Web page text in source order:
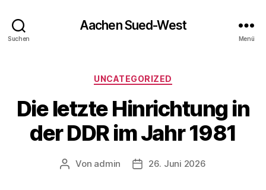
Suchen
Aachen Sued-West
Menü
Kategorien
UNCATEGORIZED
Die letzte Hinrichtung in
der DDR im Jahr 1981
Beitragsautor
Von admin Veröffentlichungsdatum
26. Juni 2026